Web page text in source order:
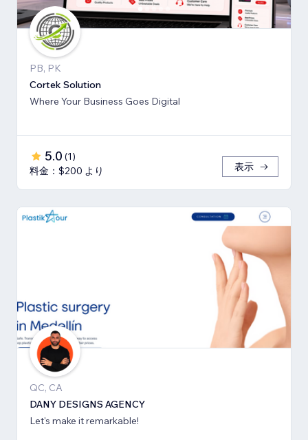
PB, PK
Cortek Solution
Where Your Business Goes Digital
5.0 (1)
料金：$200 より
表示
QC, CA
DANY DESIGNS AGENCY
Let's make it remarkable!